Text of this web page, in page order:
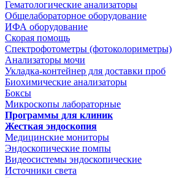
Гематологические анализаторы
Общелабораторное оборудование
ИФА оборудование
Скорая помощь
Спектрофотометры (фотоколориметры)
Анализаторы мочи
Укладка-контейнер для доставки проб
Биохимические анализаторы
Боксы
Микроскопы лабораторные
Программы для клиник
Жесткая эндоскопия
Медицинские мониторы
Эндоскопические помпы
Видеосистемы эндоскопические
Источники света